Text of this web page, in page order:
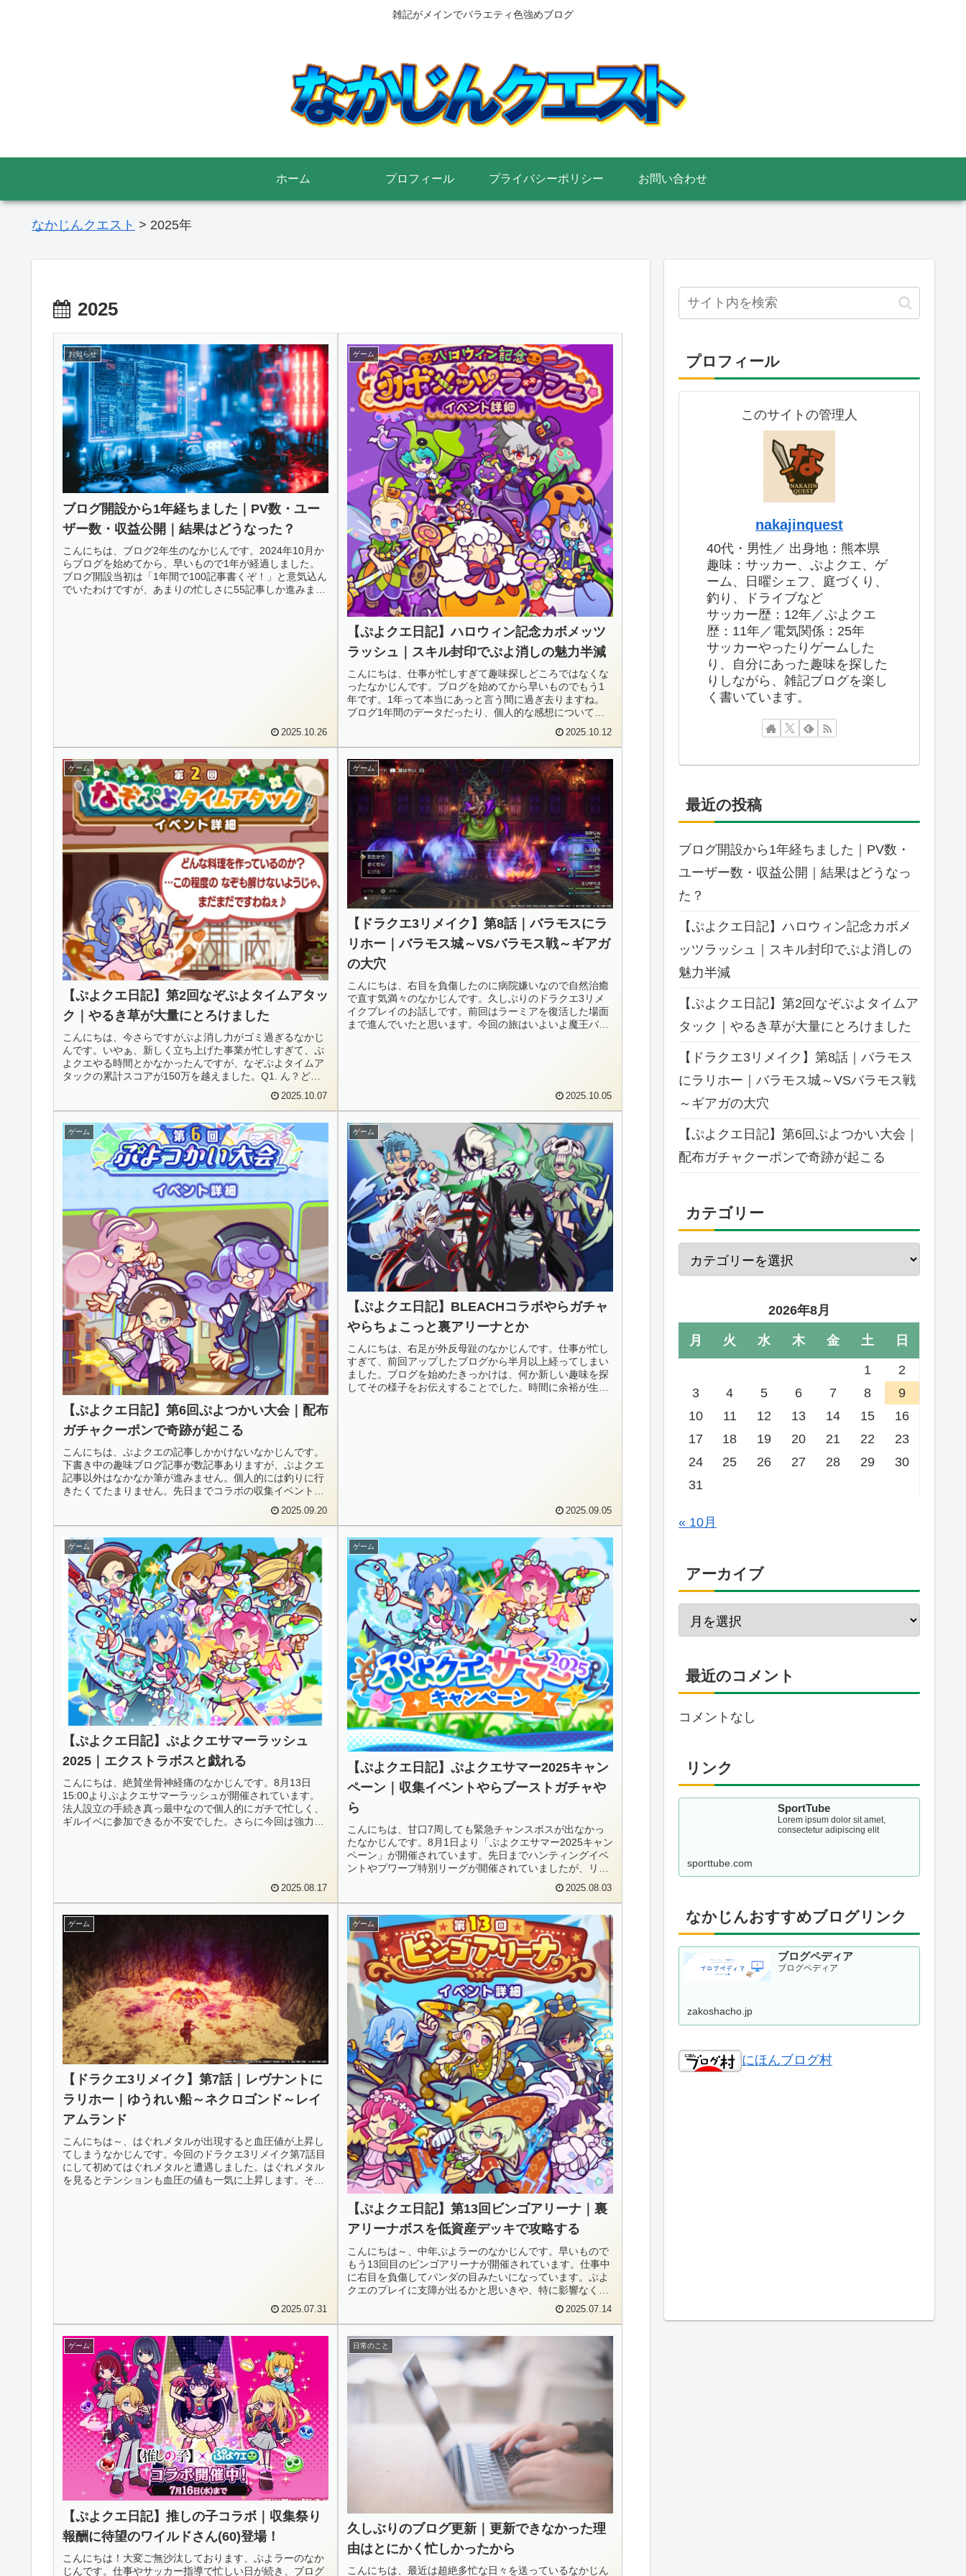
雑記がメインでバラエティ色強めブログ
ホーム プロフィール プライバシーポリシー お問い合わせ
なかじんクエスト > 2025年
2025
お知らせ
ブログ開設から1年経ちました｜PV数・ユー
ザー数・収益公開｜結果はどうなった？
こんにちは、ブログ2年生のなかじんです。2024年10月か
らブログを始めてから、早いもので1年が経過しました。
ブログ開設当初は「1年間で100記事書くぞ！」と意気込ん
でいたわけですが、あまりの忙しさに55記事しか進みませ
2025.10.26
ゲーム
【ぷよクエ日記】ハロウィン記念カボメッツ
ラッシュ｜スキル封印でぷよ消しの魅力半減
こんにちは、仕事が忙しすぎて趣味探しどころではなくな
ったなかじんです。ブログを始めてから早いものでもう1
年です。1年って本当にあっと言う間に過ぎ去りますね。
ブログ1年間のデータだったり、個人的な感想については
2025.10.12
ゲーム
【ぷよクエ日記】第2回なぞぷよタイムアタッ
ク｜やるき草が大量にとろけました
こんにちは、今さらですがぷよ消し力がゴミ過ぎるなかじ
んです。いやぁ、新しく立ち上げた事業が忙しすぎて、ぷ
よクエやる時間とかなかったんですが、なぞぷよタイムア
タックの累計スコアが150万を越えました。Q1. ん？どう
2025.10.07
ゲーム
【ドラクエ3リメイク】第8話｜バラモスにラ
リホー｜バラモス城～VSバラモス戦～ギアガ
の大穴
こんにちは、右目を負傷したのに病院嫌いなので自然治癒
で直す気満々のなかじんです。久しぶりのドラクエ3リメ
イクプレイのお話しです。前回はラーミアを復活した場面
まで進んでいたと思います。今回の旅はいよいよ魔王バラ
2025.10.05
ゲーム
【ぷよクエ日記】第6回ぷよつかい大会｜配布
ガチャクーポンで奇跡が起こる
こんにちは、ぷよクエの記事しかかけないなかじんです。
下書き中の趣味ブログ記事が数記事ありますが、ぷよクエ
記事以外はなかなか筆が進みません。個人的には釣りに行
きたくてたまりません。先日までコラボの収集イベントや
2025.09.20
ゲーム
【ぷよクエ日記】BLEACHコラボやらガチャ
やらちょこっと裏アリーナとか
こんにちは、右足が外反母趾のなかじんです。仕事が忙し
すぎて、前回アップしたブログから半月以上経ってしまい
ました。ブログを始めたきっかけは、何か新しい趣味を探
してその様子をお伝えすることでした。時間に余裕が生ま
2025.09.05
ゲーム
【ぷよクエ日記】ぷよクエサマーラッシュ
2025｜エクストラボスと戯れる
こんにちは、絶賛坐骨神経痛のなかじんです。8月13日
15:00よりぷよクエサマーラッシュが開催されています。
法人設立の手続き真っ最中なので個人的にガチで忙しく、
ギルイベに参加できるか不安でした。さらに今回は強力な
2025.08.17
ゲーム
【ぷよクエ日記】ぷよクエサマー2025キャン
ペーン｜収集イベントやらブーストガチャや
ら
こんにちは、甘口7周しても緊急チャンスボスが出なかっ
たなかじんです。8月1日より「ぷよクエサマー2025キャン
ペーン」が開催されています。先日までハンティングイベ
ントやプワープ特別リーグが開催されていましたが、リア
2025.08.03
ゲーム
【ドラクエ3リメイク】第7話｜レヴナントに
ラリホー｜ゆうれい船～ネクロゴンド～レイ
アムランド
こんにちは～、はぐれメタルが出現すると血圧値が上昇し
てしまうなかじんです。今回のドラクエ3リメイク第7話目
にして初めてはぐれメタルと遭遇しました。はぐれメタル
を見るとテンションも血圧の値も一気に上昇します。それ
2025.07.31
ゲーム
【ぷよクエ日記】第13回ビンゴアリーナ｜裏
アリーナボスを低資産デッキで攻略する
こんにちは～、中年ぷよラーのなかじんです。早いもので
もう13回目のビンゴアリーナが開催されています。仕事中
に右目を負傷してパンダの目みたいになっています。ぷよ
クエのプレイに支障が出るかと思いきや、特に影響なく元
2025.07.14
ゲーム
【ぷよクエ日記】推しの子コラボ｜収集祭り
報酬に待望のワイルドさん(60)登場！
こんにちは！大変ご無沙汰しております、ぷよラーのなか
じんです。仕事やサッカー指導で忙しい日が続き、ブログ
日常のこと
久しぶりのブログ更新｜更新できなかった理
由はとにかく忙しかったから
こんにちは、最近は超絶多忙な日々を送っているなかじん
プロフィール
このサイトの管理人
nakajinquest
40代・男性／ 出身地：熊本県
趣味：サッカー、ぷよクエ、ゲ
ーム、日曜シェフ、庭づくり、
釣り、ドライブなど
サッカー歴：12年／ぷよクエ
歴：11年／電気関係：25年
サッカーやったりゲームした
り、自分にあった趣味を探した
りしながら、雑記ブログを楽し
く書いています。
最近の投稿
ブログ開設から1年経ちました｜PV数・
ユーザー数・収益公開｜結果はどうなっ
た？
【ぷよクエ日記】ハロウィン記念カボメ
ッツラッシュ｜スキル封印でぷよ消しの
魅力半減
【ぷよクエ日記】第2回なぞぷよタイムア
タック｜やるき草が大量にとろけました
【ドラクエ3リメイク】第8話｜バラモス
にラリホー｜バラモス城～VSバラモス戦
～ギアガの大穴
【ぷよクエ日記】第6回ぷよつかい大会｜
配布ガチャクーポンで奇跡が起こる
カテゴリー
2026年8月
月 火 水 木 金 土 日
1
2
3
4 5 6 7 8
9
10
11 12 13 14 15
16
17
18 19 20 21 22
23
24
25 26 27 28 29
30
31
« 10月
アーカイブ
最近のコメント
コメントなし
リンク
SportTube
Lorem ipsum dolor sit amet,
consectetur adipiscing elit
sporttube.com
なかじんおすすめブログリンク
ブログペディア
ブログペディア
zakoshacho.jp
にほんブログ村